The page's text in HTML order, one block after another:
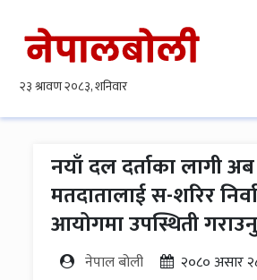
नयाँ दल दर्ताका लागी
मतदातालाई स-शरिर
आयोगमा उपस्थिती
नेपाल बोली २०८० असार